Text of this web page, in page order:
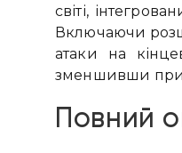
світі,
Включаючи
атаки на
зменшивши при
Повний